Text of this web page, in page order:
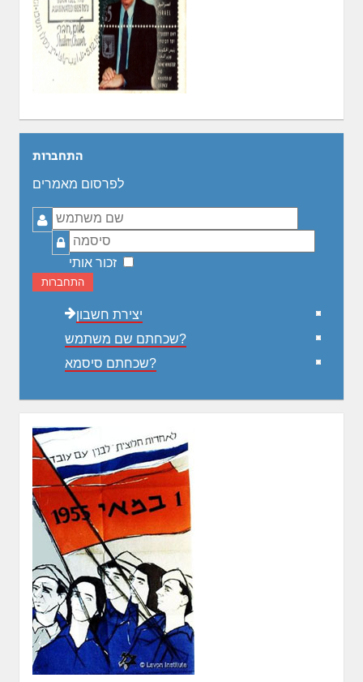
התחברות
לפרסום מאמרים
שם
משתמש
סיסמה
זכור אותי
התחברות
יצירת חשבון
שכחתם שם משתמש?
שכחתם סיסמא?